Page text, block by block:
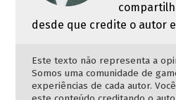
desde que credite o autor
Este texto não representa a
Somos uma comunidade de
experiências de cada autor.